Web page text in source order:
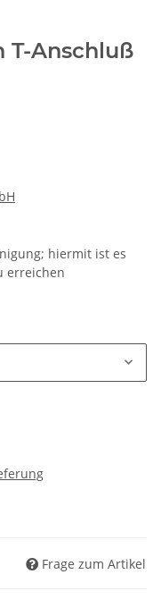
T-Anschluß
hiermit ist es
erreichen
Frage zum Artikel